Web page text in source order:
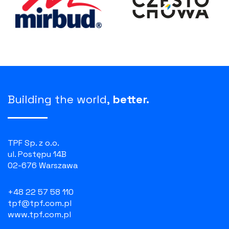
jedno z fundamentalnych założeń naszego
Kodeksu Etyki.
Building the world, better.
TPF Sp. z o.o.
ul. Postępu 14B
02-676 Warszawa
+48 22 57 58 110
tpf@tpf.com.pl
www.tpf.com.pl